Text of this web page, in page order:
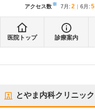
アクセス数※ 7月 : 2 6月 : 5
医院トップ 診療案内
とやま内科クリニック